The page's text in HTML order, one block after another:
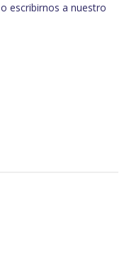
escribirnos a nuestro